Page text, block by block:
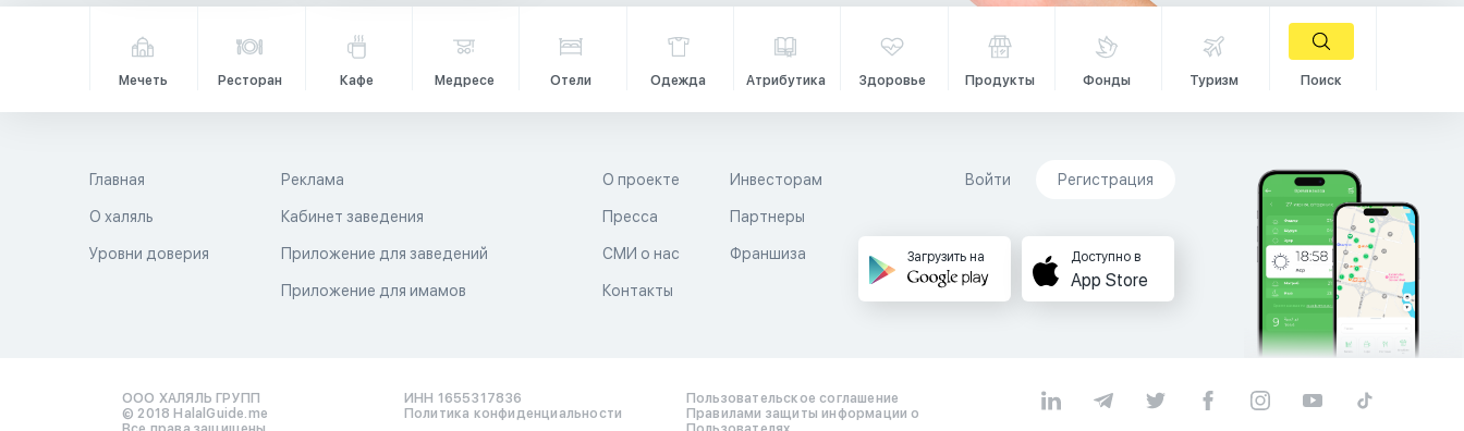
Мечеть Ресторан Кафе Медресе Отели Одежда Атрибутика Здоровье Продукты Фонды Туризм Поиск
Главная
О халяль
Уровни доверия
Реклама
Кабинет заведения
Приложение для заведений
Приложение для имамов
О проекте
Пресса
СМИ о нас
Контакты
Инвесторам
Партнеры
Франшиза
Войти Регистрация
Загрузить на Доступно в
App Store
ООО ХАЛЯЛЬ ГРУПП
© 2018 HalalGuide.me
ИНН 1655317836
Политика конфиденциальности
Пользовательское соглашение
Правилами защиты информации о